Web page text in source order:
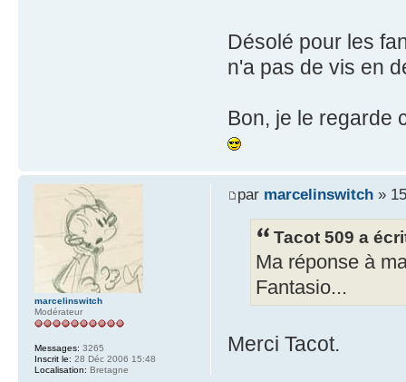
Désolé pour les
n'a pas de vis en
Bon, je le regarde
par marcelinswitch»
Tacot 509 a
Ma réponse à
Fantasio...
Merci Tacot.
marcelinswitch
Modérateur
Messages: 3265
Inscrit le: 28 Déc 2006 15:48
Localisation: Bretagne